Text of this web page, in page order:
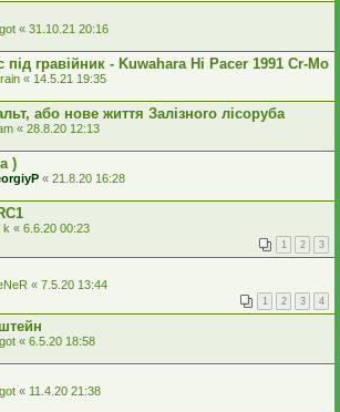
« 31.10.21 20:16
під гравійник - Kuwahara Hi Pacer 1991 Cr-Mo
« 14.5.21 19:35
або нове життя Залізного лісоруба
« 28.8.20 12:13
)
« 21.8.20 16:28
k « 6.6.20 00:23
1 2 3
« 7.5.20 13:44
1 2 3 4
« 6.5.20 18:58
« 11.4.20 21:38